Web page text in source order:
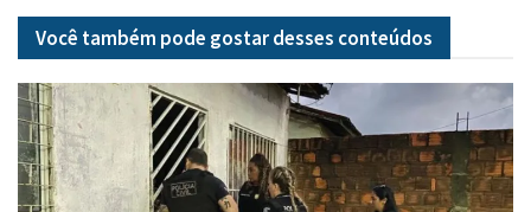
Você também pode gostar desses conteúdos